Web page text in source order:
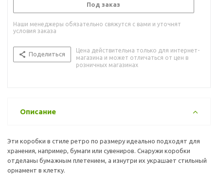
Под заказ
Наши менеджеры обязательно свяжутся с вами и уточнят
условия заказа
Поделиться
Цена действительна только для интернет-
магазина и может отличаться от цен в
розничных магазинах
Описание
Эти коробки в стиле ретро по размеру идеально подходят для
хранения, например, бумаги или сувениров. Снаружи коробки
отделаны бумажным плетением, а изнутри их украшает стильный
орнамент в клетку.